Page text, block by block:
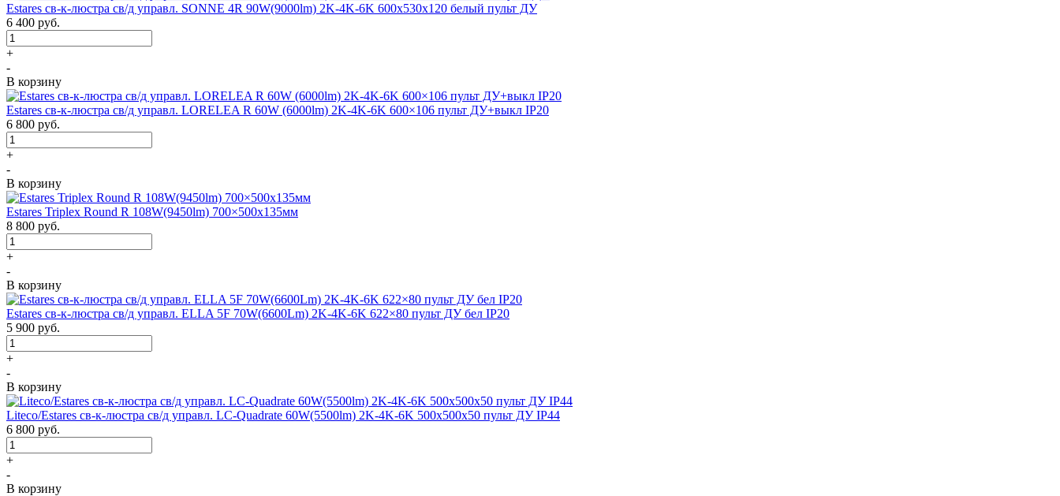
Estares св-к-люстра св/д управл. SONNE 4R 90W(9000lm) 2K-4K-6K 600x530x120 белый пульт ДУ
6 400 руб.
+
-
В корзину
Estares св-к-люстра св/д управл. LORELEA R 60W (6000lm) 2K-4K-6K 600×106 пульт ДУ+выкл IP20
6 800 руб.
+
-
В корзину
Estares Triplex Round R 108W(9450lm) 700×500х135мм
8 800 руб.
+
-
В корзину
Estares св-к-люстра св/д управл. ELLA 5F 70W(6600Lm) 2K-4K-6K 622×80 пульт ДУ бел IP20
5 900 руб.
+
-
В корзину
Liteco/Estares св-к-люстра св/д управл. LC-Quadrate 60W(5500lm) 2K-4K-6K 500x500x50 пульт ДУ IP44
6 800 руб.
+
-
В корзину